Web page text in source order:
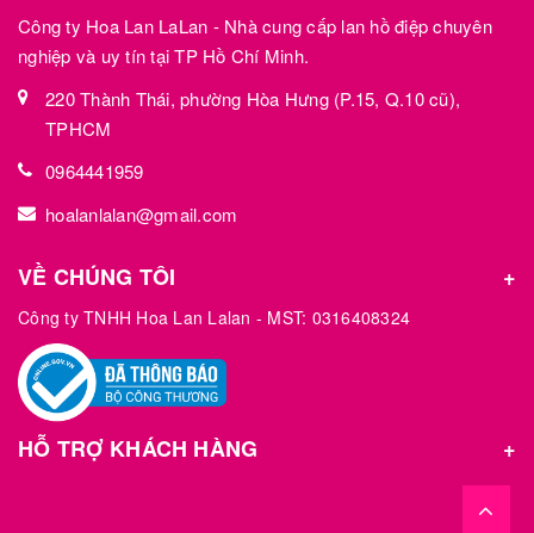
Công ty Hoa Lan LaLan - Nhà cung cấp lan hồ điệp chuyên
nghiệp và uy tín tại TP Hồ Chí Minh.
220 Thành Thái, phường Hòa Hưng (P.15, Q.10 cũ),
TPHCM
0964441959
hoalanlalan@gmail.com
VỀ CHÚNG TÔI
Công ty TNHH Hoa Lan Lalan - MST: 0316408324
HỖ TRỢ KHÁCH HÀNG